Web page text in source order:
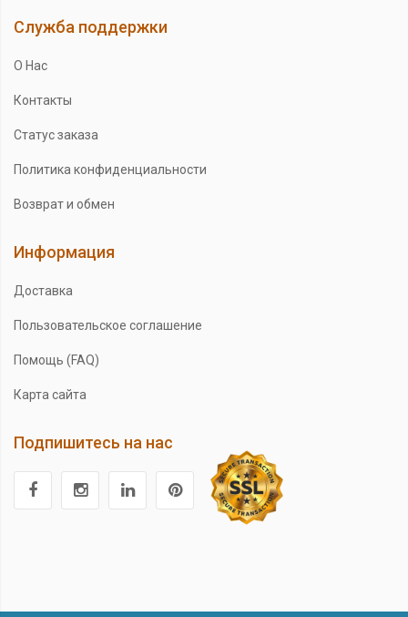
Служба поддержки
О Нас
Контакты
Статус заказа
Политика конфиденциальности
Возврат и обмен
Информация
Доставка
Пользовательское соглашение
Помощь (FAQ)
Карта сайта
Подпишитесь на нас